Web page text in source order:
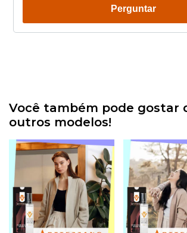
Perguntar
Você também pode gostar
outros modelos!